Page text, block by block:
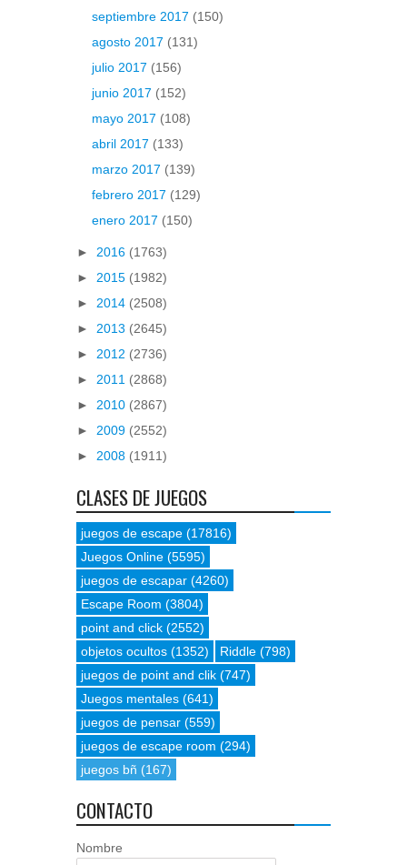
septiembre 2017 (150)
agosto 2017 (131)
julio 2017 (156)
junio 2017 (152)
mayo 2017 (108)
abril 2017 (133)
marzo 2017 (139)
febrero 2017 (129)
enero 2017 (150)
► 2016 (1763)
► 2015 (1982)
► 2014 (2508)
► 2013 (2645)
► 2012 (2736)
► 2011 (2868)
► 2010 (2867)
► 2009 (2552)
► 2008 (1911)
CLASES DE JUEGOS
juegos de escape (17816)
Juegos Online (5595)
juegos de escapar (4260)
Escape Room (3804)
point and click (2552)
objetos ocultos (1352) Riddle (798)
juegos de point and clik (747)
Juegos mentales (641)
juegos de pensar (559)
juegos de escape room (294)
juegos bñ (167)
CONTACTO
Nombre